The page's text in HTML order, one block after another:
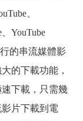
、
YouTube
的串流媒體影
的下載功能，
下載，只需幾
片下載到電